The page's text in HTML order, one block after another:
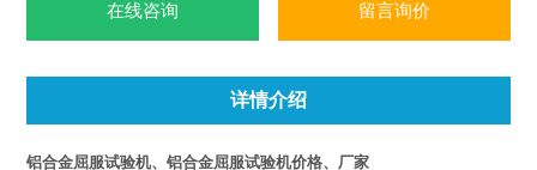
在线咨询 留言询价
详情介绍
铝合金屈服试验机、铝合金屈服试验机价格、厂家